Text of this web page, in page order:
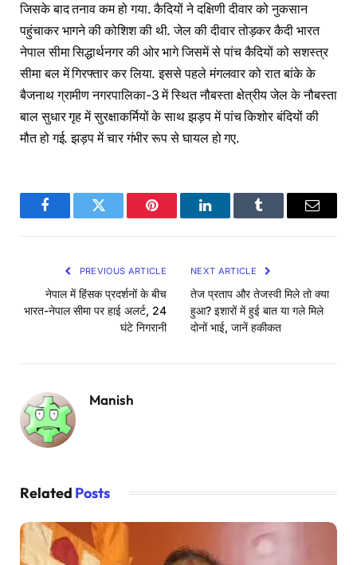
जिसके बाद तनाव कम हो गया. कैदियों ने दक्षिणी दीवार को नुकसान
पहुंचाकर भागने की कोशिश की थी. जेल की दीवार तोड़कर कैदी भारत
नेपाल सीमा सिद्धार्थनगर की ओर भागे जिसमें से पांच कैदियों को सशस्त्र
सीमा बल में गिरफ्तार कर लिया. इससे पहले मंगलवार को रात बांके के
बैजनाथ ग्रामीण नगरपालिका-3 में स्थित नौबस्ता क्षेत्रीय जेल के नौबस्ता
बाल सुधार गृह में सुरक्षाकर्मियों के साथ झड़प में पांच किशोर बंदियों की
मौत हो गई. झड़प में चार गंभीर रूप से घायल हो गए.
FacebookTwitter Pinterest LinkedInTumblr Email
PREVIOUS ARTICLE
नेपाल में हिंसक प्रदर्शनों के बीच
भारत-नेपाल सीमा पर हाई अलर्ट, 24
घंटे निगरानी
NEXT ARTICLE
तेज प्रताप और तेजस्वी मिले तो क्या
हुआ? इशारों में हुई बात या गले मिले
दोनों भाई, जानें हकीकत
Manish
Related Posts